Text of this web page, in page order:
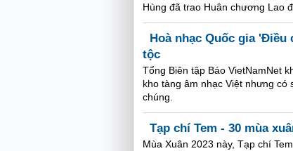
Hùng đã trao Huân chương Lao
Hoà nhạc Quốc gia
tộc
Tổng Biên tập Báo VietNamNet
kho tàng âm nhạc Việt nhưng
chúng.
Tạp chí Tem - 30 mùa
Mùa Xuân 2023 này, Tạp chí